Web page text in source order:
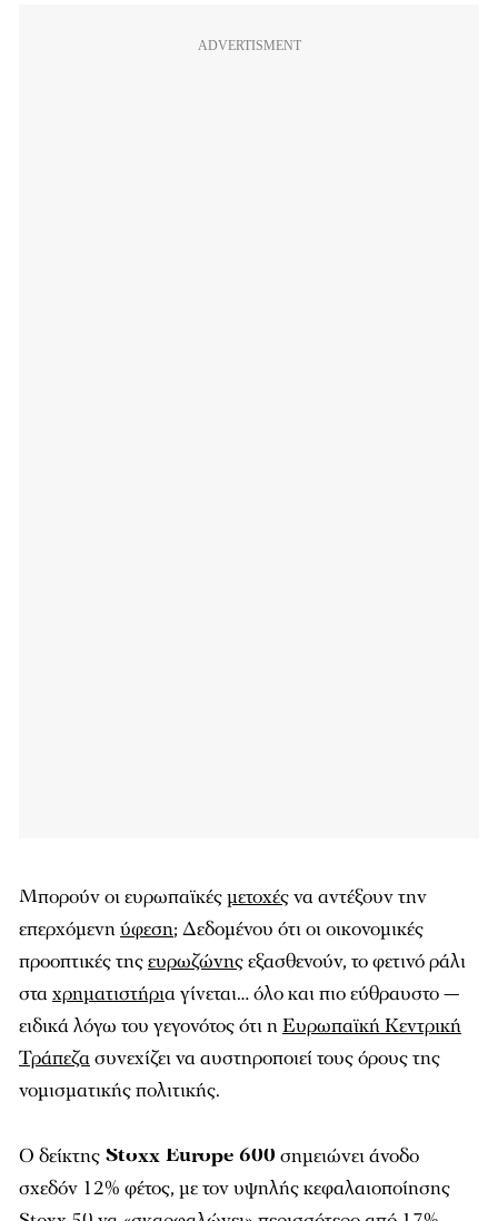
Μπορούν οι ευρωπαϊκέςμετοχέςνα αντέξουν την
επερχόμενηύφεση; Δεδομένου ότι οι οικονομικές
προοπτικές τηςευρωζώνηςεξασθενούν, το φετινό ράλι
σταχρηματιστήρια γίνεται… όλο και πιο εύθραυστο —
ειδικά λόγω του γεγονότος ότι ηΕυρωπαϊκή Κεντρική
Τράπεζασυνεχίζει να αυστηροποιεί τους όρους της
νομισματικής πολιτικής.
Ο δείκτης Stoxx Europe 600 σημειώνει άνοδο
σχεδόν 12% φέτος, με τον υψηλής κεφαλαιοποίησης